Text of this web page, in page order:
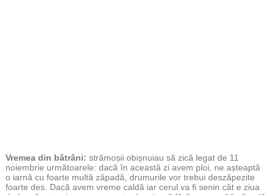
Vremea din bătrâni: strămoșii obișnuiau să zică legat de 11
noiembrie următoarele: dacă în această zi avem ploi, ne așteaptă
o iarnă cu foarte multă zăpadă, drumurile vor trebui deszăpezite
foarte des. Dacă avem vreme caldă iar cerul va fi senin cât e ziua